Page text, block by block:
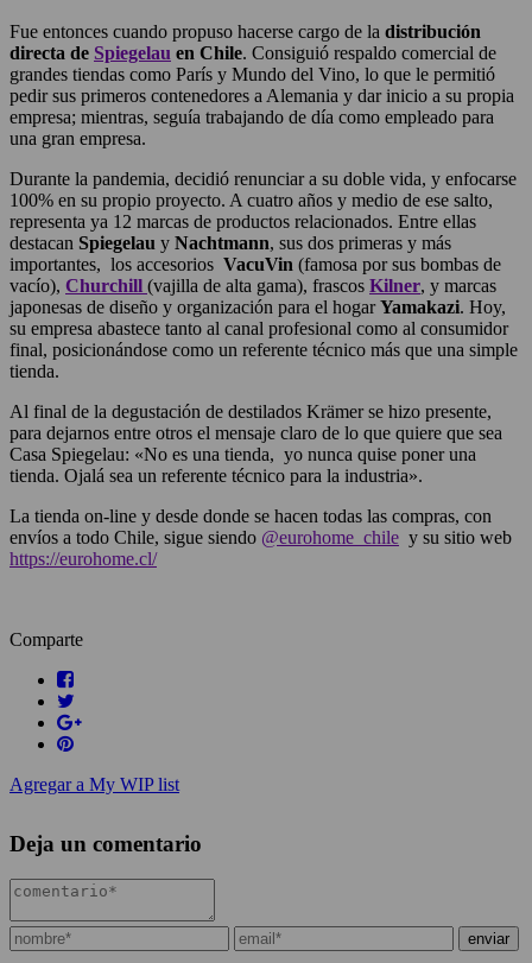
Fue entonces cuando propuso hacerse cargo de la distribución
directa de Spiegelau en Chile. Consiguió respaldo comercial de
grandes tiendas como París y Mundo del Vino, lo que le permitió
pedir sus primeros contenedores a Alemania y dar inicio a su propia
empresa; mientras, seguía trabajando de día como empleado para
una gran empresa.
Durante la pandemia, decidió renunciar a su doble vida, y enfocarse
100% en su propio proyecto. A cuatro años y medio de ese salto,
representa ya 12 marcas de productos relacionados. Entre ellas
destacan Spiegelau y Nachtmann, sus dos primeras y más
importantes, los accesorios VacuVin (famosa por sus bombas de
vacío), Churchill (vajilla de alta gama), frascos Kilner, y marcas
japonesas de diseño y organización para el hogarYamakazi. Hoy,
su empresa abastece tanto al canal profesional como al consumidor
final, posicionándose como un referente técnico más que una simple
tienda.
Al final de la degustación de destilados Krämer se hizo presente,
para dejarnos entre otros el mensaje claro de lo que quiere que sea
Casa Spiegelau: «No es una tienda, yo nunca quise poner una
tienda. Ojalá sea un referente técnico para la industria».
La tienda on-line y desde donde se hacen todas las compras, con
envíos a todo Chile, sigue siendo @eurohome_chile y su sitio web
https://eurohome.cl/
Comparte
Agregar a My WIP list
Deja un comentario